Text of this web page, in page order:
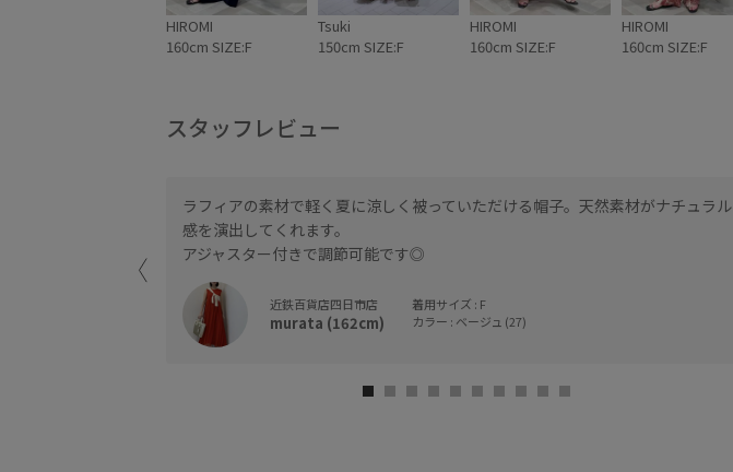
HIROMI
160cm SIZE:F
Tsuki
150cm SIZE:F
HIROMI
160cm SIZE:F
HIROMI
160cm SIZE:F
スタッフレビュー
ラフィアの素材で軽く夏に涼しく被っていただける帽子。天然素材がナチュラル
感を演出してくれます。
アジャスター付きで調節可能です◎
近鉄百貨店四日市店
murata (162cm)
着用サイズ : F
カラー : ベージュ (27)